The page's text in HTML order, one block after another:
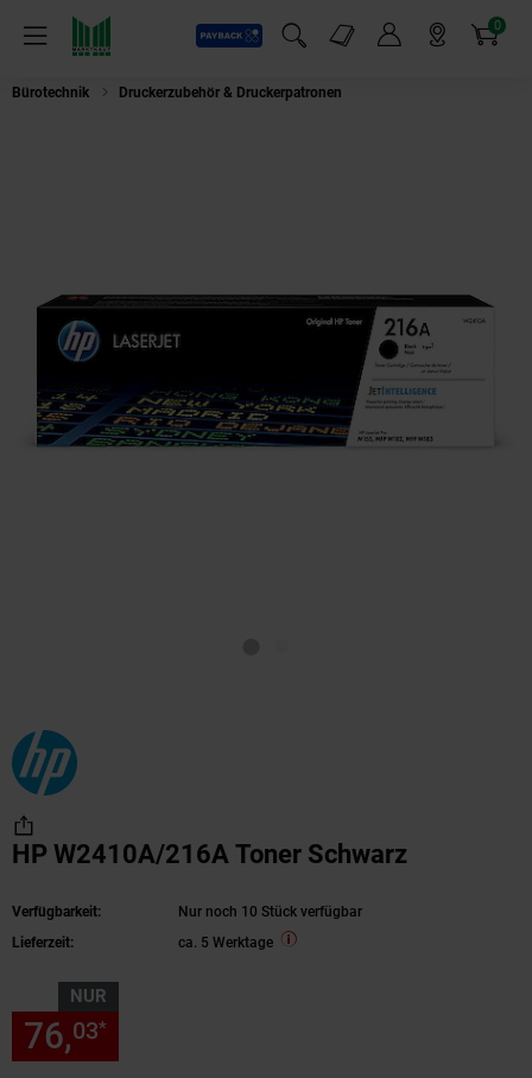
Menü
Payback
Suchfeld einblenden
Markt-Angebote 0
Artikel
Bürotechnik Druckerzubehör & Druckerpatronen
HP W2410A/216A Toner Schwarz
Verfügbarkeit:
Nur noch 10 Stück verfügbar
Lieferzeit:
ca. 5 Werktage
NUR
76,03*